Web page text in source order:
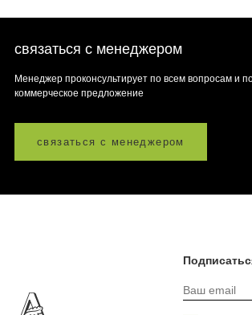
связаться с менеджером
Менеджер проконсультирует по всем вопросам и
коммерческое предложение
связаться с менеджером